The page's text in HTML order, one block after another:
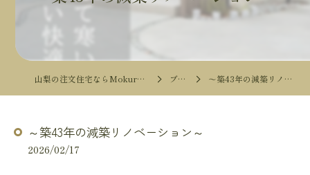
山梨の注文住宅ならMokureismモクリズム ブログ ～築43年の減築リノベーション～
～築43年の減築リノベーション～
2026/02/17